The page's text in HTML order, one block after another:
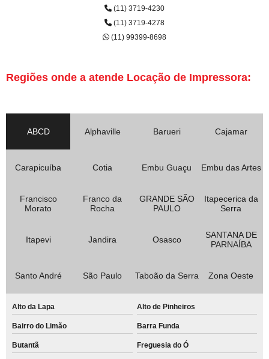
(11) 3719-4230
(11) 3719-4278
(11) 99399-8698
Regiões onde a atende Locação de Impressora:
ABCD Alphaville Barueri Cajamar
Carapicuíba Cotia Embu Guaçu Embu das Artes
Francisco
Morato
Franco da
Rocha
GRANDE SÃO
PAULO
Itapecerica da
Serra
Itapevi Jandira Osasco
SANTANA DE
PARNAÍBA
Santo André São Paulo Taboão da Serra Zona Oeste
Alto da Lapa Alto de Pinheiros
Bairro do Limão Barra Funda
Butantã Freguesia do Ó